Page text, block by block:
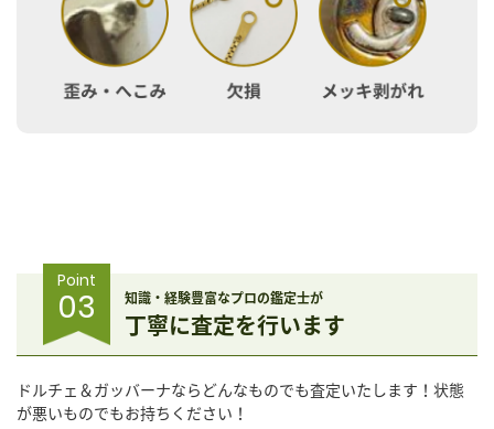
Point
03 知識・経験豊富なプロの鑑定士が
丁寧に査定を行います
ドルチェ＆ガッバーナならどんなものでも査定いたします！状態
が悪いものでもお持ちください！